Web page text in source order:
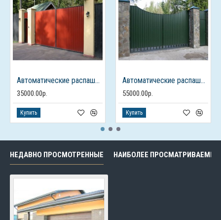
Автоматические распашные ворота из профлиста с калиткой
35000.00р.
Купить
Автоматические распашные ворота с калиткой
55000.00р.
Купить
НЕДАВНО ПРОСМОТРЕННЫЕ НАИБОЛЕЕ ПРОСМАТРИВАЕМЫЕ